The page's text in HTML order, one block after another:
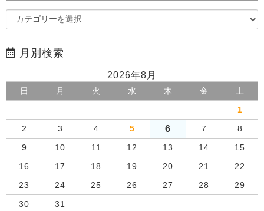
月別検索
2026年8月
日 月 火 水 木 金 土
1
2 3 4 5 6 7 8
9 10 11 12 13 14 15
16 17 18 19 20 21 22
23 24 25 26 27 28 29
30 31